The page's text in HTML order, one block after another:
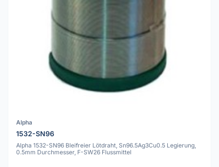
Alpha
1532-SN96
Alpha 1532-SN96 Bleifreier Lötdraht, Sn96.5Ag3Cu0.5 Legierung,
0.5mm Durchmesser, F-SW26 Flussmittel